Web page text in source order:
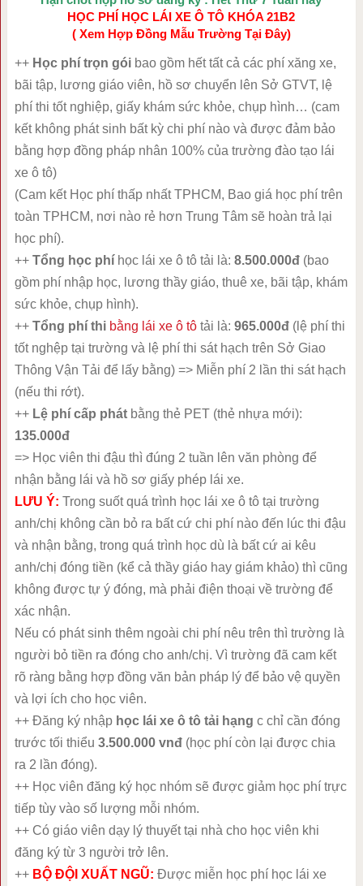
HỌC PHÍ HỌC LÁI XE Ô TÔ KHÓA 21B2
( Xem Hợp Đồng Mẫu Trường Tại Đây)
++ Học phí trọn góibao gồm hết tất cả các phí xăng xe,
bãi tập, lương giáo viên, hồ sơ chuyển lên Sở GTVT, lệ
phí thi tốt nghiệp, giấy khám sức khỏe, chụp hình… (cam
kết không phát sinh bất kỳ chi phí nào và được đảm bảo
bằng hợp đồng pháp nhân 100% của trường đào tạo lái
xe ô tô)
(Cam kết Học phí thấp nhất TPHCM, Bao giá học phí trên
toàn TPHCM, nơi nào rẻ hơn Trung Tâm sẽ hoàn trả lại
học phí).
++ Tổng học phíhọc lái xe ô tô tải là: 8.500.000đ(bao
gồm phí nhập học, lương thầy giáo, thuê xe, bãi tập, khám
sức khỏe, chụp hình).
++ Tổng phí thi bằng lái xe ô tôtải là: 965.000đ(lệ phí thi
tốt nghệp tại trường và lệ phí thi sát hạch trên Sở Giao
Thông Vận Tải để lấy bằng) => Miễn phí 2 lần thi sát hạch
(nếu thi rớt).
++ Lệ phí cấp phátbằng thẻ PET (thẻ nhựa mới):
135.000đ
=> Học viên thi đậu thì đúng 2 tuần lên văn phòng để
nhận bằng lái và hồ sơ giấy phép lái xe.
LƯU Ý: Trong suốt quá trình học lái xe ô tô tại trường
anh/chị không cần bỏ ra bất cứ chi phí nào đến lúc thi đậu
và nhận bằng, trong quá trình học dù là bất cứ ai kêu
anh/chị đóng tiền (kể cả thầy giáo hay giám khảo) thì cũng
không được tự ý đóng, mà phải điện thoại về trường để
xác nhận.
Nếu có phát sinh thêm ngoài chi phí nêu trên thì trường là
người bỏ tiền ra đóng cho anh/chị. Vì trường đã cam kết
rõ ràng bằng hợp đồng văn bản pháp lý để bảo vệ quyền
và lợi ích cho học viên.
++ Đăng ký nhập học lái xe ô tô tải hạng c chỉ cần đóng
trước tối thiểu 3.500.000 vnđ(học phí còn lại được chia
ra 2 lần đóng).
++ Học viên đăng ký học nhóm sẽ được giảm học phí trực
tiếp tùy vào số lượng mỗi nhóm.
++ Có giáo viên dạy lý thuyết tại nhà cho học viên khi
đăng ký từ 3 người trở lên.
++ BỘ ĐỘI XUẤT NGŨ: Được miễn học phí học lái xe